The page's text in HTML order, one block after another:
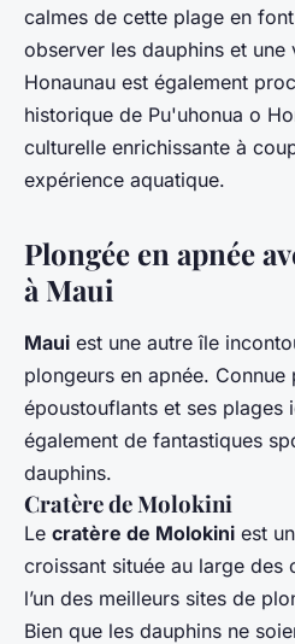
calmes de cette plage en
observer les dauphins et une
Honaunau est également
historique de Pu'uhonua o
culturelle enrichissante à
expérience aquatique.
Plongée en apnée
à Maui
Maui est une autre île
plongeurs en apnée. Connue
époustouflants et ses plages
également de fantastiques
dauphins.
Cratère de Molokini
Le cratère de Molokini est
croissant située au large des
l’un des meilleurs sites de
Bien que les dauphins ne